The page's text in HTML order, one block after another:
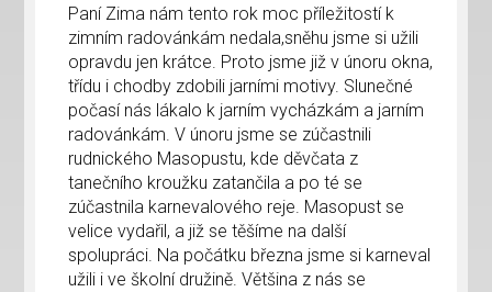
Paní Zima nám tento rok moc příležitostí k
zimním radovánkám nedala,sněhu jsme si užili
opravdu jen krátce. Proto jsme již v únoru okna,
třídu i chodby zdobili jarními motivy. Slunečné
počasí nás lákalo k jarním vycházkám a jarním
radovánkám. V únoru jsme se zúčastnili
rudnického Masopustu, kde děvčata z
tanečního kroužku zatančila a po té se
zúčastnila karnevalového reje. Masopust se
velice vydařil, a již se těšíme na další
spolupráci. Na počátku března jsme si karneval
užili i ve školní družině. Většina z nás se